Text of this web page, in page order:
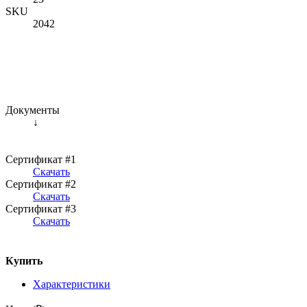
SKU
2042
Документы
↓
Сертификат #1
Скачать
Сертификат #2
Скачать
Сертификат #3
Скачать
Купить
Характеристики